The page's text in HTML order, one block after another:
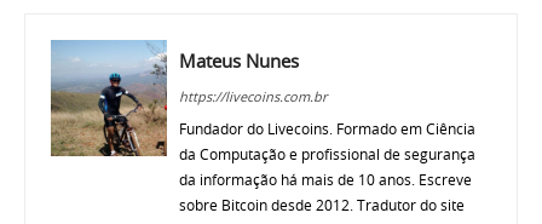
Mateus Nunes
https://livecoins.com.br
Fundador do Livecoins. Formado em Ciência
da Computação e profissional de segurança
da informação há mais de 10 anos. Escreve
sobre Bitcoin desde 2012. Tradutor do site